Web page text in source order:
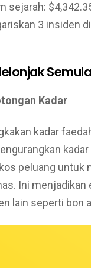
sejarah:
3 insiden
Semula
Kadar
kadar
peluang
Ini
lain seperti bon